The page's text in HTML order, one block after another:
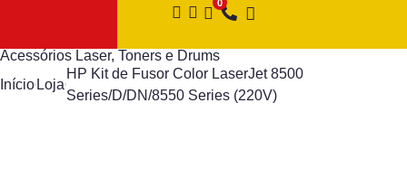
Acessórios Laser, Toners e Drums
Início Loja
HP Kit de Fusor Color LaserJet 8500
Series/D/DN/8550 Series (220V)